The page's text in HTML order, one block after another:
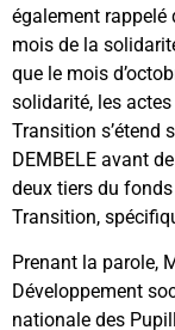
également rappelé
mois de la
que le mois
solidarité, les
Transition s’étend
DEMBELE avant
deux tiers du
Transition,
Prenant la parole,
Développement
nationale des